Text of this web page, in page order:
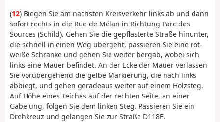
(12) Biegen Sie am nächsten Kreisverkehr links ab und dann
sofort rechts in die Rue de Mélan in Richtung Parc des
Sources (Schild). Gehen Sie die gepflasterte Straße hinunter,
die schnell in einen Weg übergeht, passieren Sie eine rot-
weiße Schranke und gehen Sie weiter bergab, wobei sich
links eine Mauer befindet. An der Ecke der Mauer verlassen
Sie vorübergehend die gelbe Markierung, die nach links
abbiegt, und gehen geradeaus weiter auf einem Holzsteg.
Auf Höhe eines Teiches auf der rechten Seite, an einer
Gabelung, folgen Sie dem linken Steg. Passieren Sie ein
Drehkreuz und gelangen Sie zur Straße D118E.